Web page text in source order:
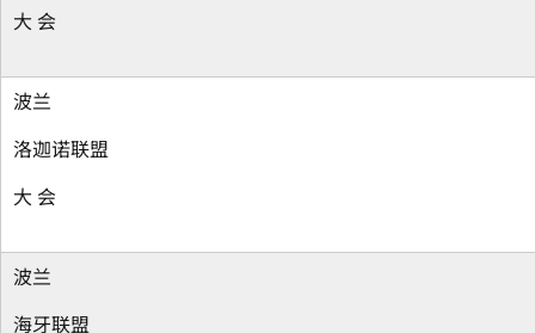
大 会
波兰
洛迦诺联盟
大 会
波兰
海牙联盟